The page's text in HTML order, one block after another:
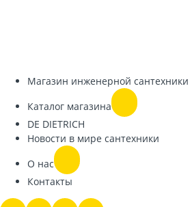
Магазин инженерной сантехники
Каталог магазина
DE DIETRICH
Новости в мире сантехники
О нас
Контакты